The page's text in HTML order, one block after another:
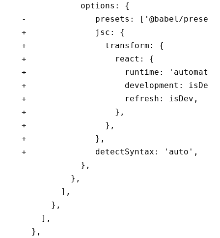
            options: {
-              presets: ['@babel/preset-
+              jsc: {
+                transform: {
+                  react: {
+                    runtime:
+                    development: isDev,
+                    refresh: isDev,
+                  },
+                },
+              },
+              detectSyntax: 'auto',
            },
          },
        ],
      },
    ],
  },